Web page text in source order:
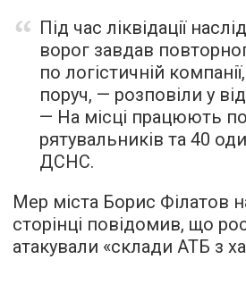
Під час ліквідації
ворог завдав
по логістичній
поруч, — розповіли у
— На місці працюють
рятувальників та 40
ДСНС.
Мер міста Борис Філатов
сторінці повідомив, що
атакували «склади АТБ з